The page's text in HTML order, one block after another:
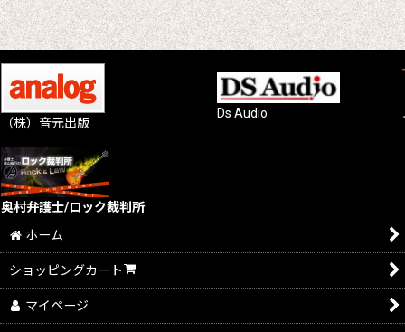
（株）音元出版
Ds Audio
奥村弁護士/ロック裁判所
ホーム
ショッピングカート
マイページ